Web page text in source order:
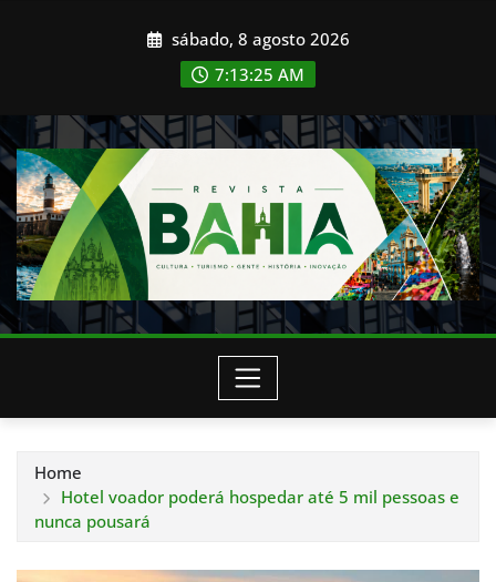
sábado, 8 agosto 2026
7:13:26 AM
Home
Hotel voador poderá hospedar até 5 mil pessoas e
nunca pousará